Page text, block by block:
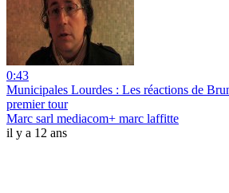
0:43
Municipales Lourdes : Les réactions de
premier tour
Marc sarl mediacom+ marc laffitte
il y a 12 ans